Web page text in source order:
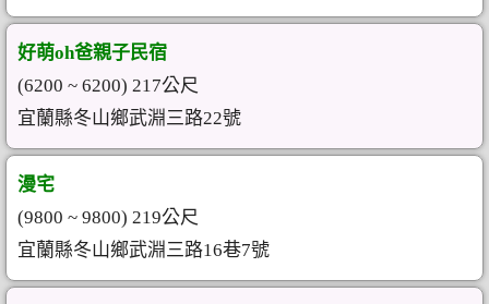
好萌oh爸親子民宿
(6200 ~ 6200) 217公尺
宜蘭縣冬山鄉武淵三路22號
漫宅
(9800 ~ 9800) 219公尺
宜蘭縣冬山鄉武淵三路16巷7號